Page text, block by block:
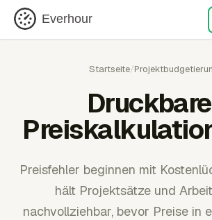
Everhour
Startseite/
Preisfehler beginnen mit
hält Projektsätze und
nachvollziehbar, bevor Preise in